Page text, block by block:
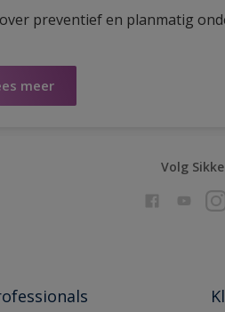
preventief en planmatig
meer
Volg